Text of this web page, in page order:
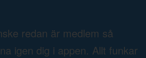
redan är medlem så
igen dig i appen. Allt funkar